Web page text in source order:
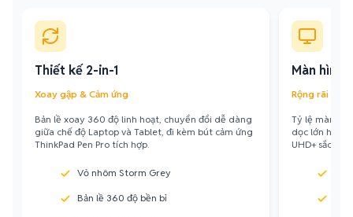
Thiết kế 2-in-1
Xoay gập & Cảm ứng
Bản lề xoay 360 độ linh hoạt, chuyển đổi dễ dàng
giữa chế độ Laptop và Tablet, đi kèm bút cảm ứng
ThinkPad Pen Pro tích hợp.
Vỏ nhôm Storm Grey
Bản lề 360 độ bền bỉ
Màn hình
Rộng rãi &
Tỷ lệ màn
dọc lớn hơn.
UHD+ sắc nét.